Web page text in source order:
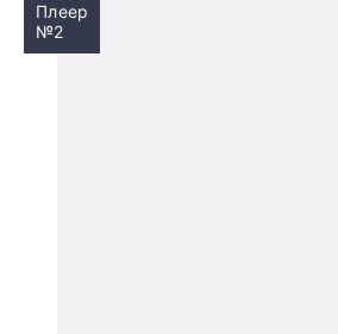
Плеер
№2